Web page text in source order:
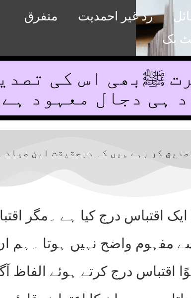
رد غیر احمدیت
متفرق
بک
ﷺبھی اس کی
ہی دجال معہود ہے
کر رہے ہیں کہ درحقیقت ابن صیاد
اوہام صفحہ 242طبع اوّل کا ایک اقتباس درج کیا
مفہوم واضح نہیں ہوتا ۔ہم
اقتباس درج کرتے ہوئے الفاظ